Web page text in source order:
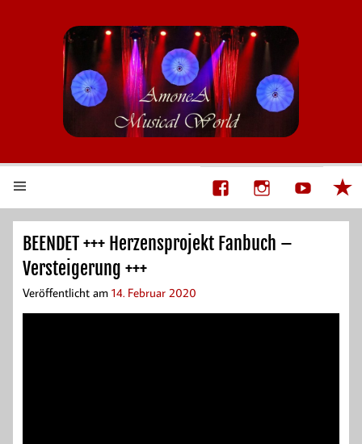
BEENDET +++ Herzensprojekt Fanbuch –
Versteigerung +++
Veröffentlicht am 14. Februar 2020